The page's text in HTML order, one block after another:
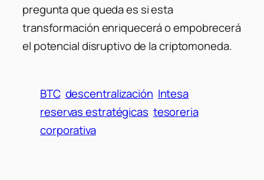
pregunta que queda es si esta
transformación enriquecerá o empobrecerá
el potencial disruptivo de la criptomoneda.
BTC descentralización Intesa
reservas estratégicas tesoreria
corporativa